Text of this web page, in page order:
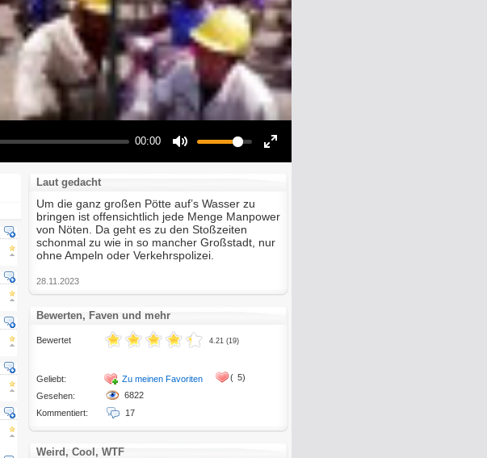
00:00
Laut gedacht
Um die ganz großen Pötte auf’s Wasser zu
bringen ist offensichtlich jede Menge Manpower
von Nöten. Da geht es zu den Stoßzeiten
schonmal zu wie in so mancher Großstadt, nur
ohne Ampeln oder Verkehrspolizei.
28.11.2023
Bewerten, Faven und mehr
Bewertet
Geliebt:
Gesehen:
Kommentiert:
4.21 (19)
Zu meinen Favoriten
6822
17
( 5)
Weird, Cool, WTF